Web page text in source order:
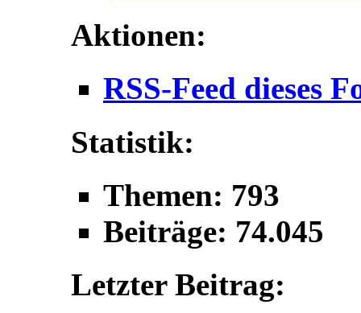
Aktionen:
RSS-Feed dieses
Statistik:
Themen: 793
Beiträge: 74.045
Letzter Beitrag: